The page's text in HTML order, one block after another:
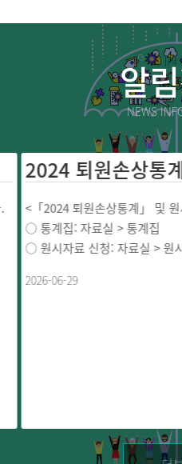
알림
NEWS
<「2024 퇴원손상통계」 및 원
○ 통계집: 자료실 > 통계집
○ 원시자료 신청: 자료실 > 원시
2026-06-29